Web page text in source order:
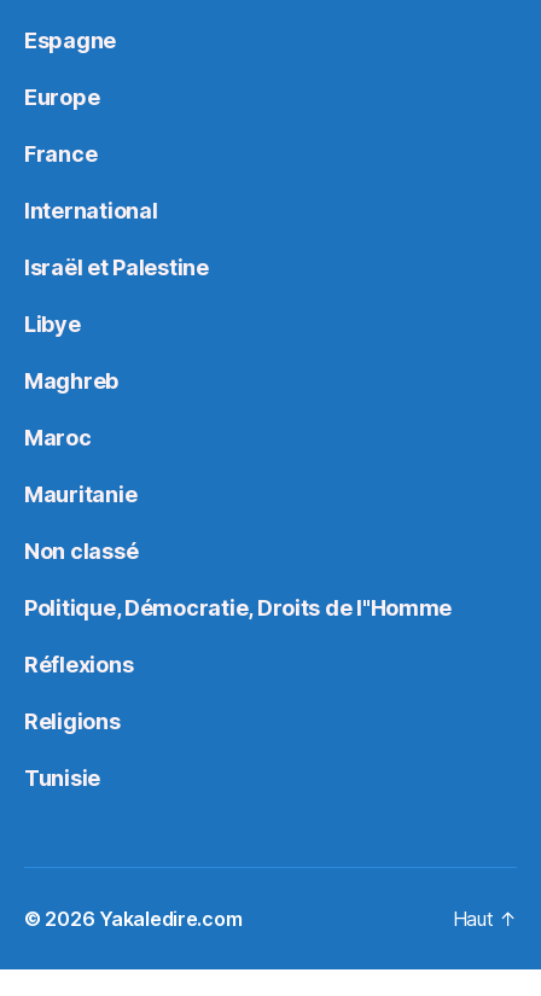
Espagne
Europe
France
International
Israël et Palestine
Libye
Maghreb
Maroc
Mauritanie
Non classé
Politique, Démocratie, Droits de l"Homme
Réflexions
Religions
Tunisie
© 2026 Yakaledire.com Haut ↑